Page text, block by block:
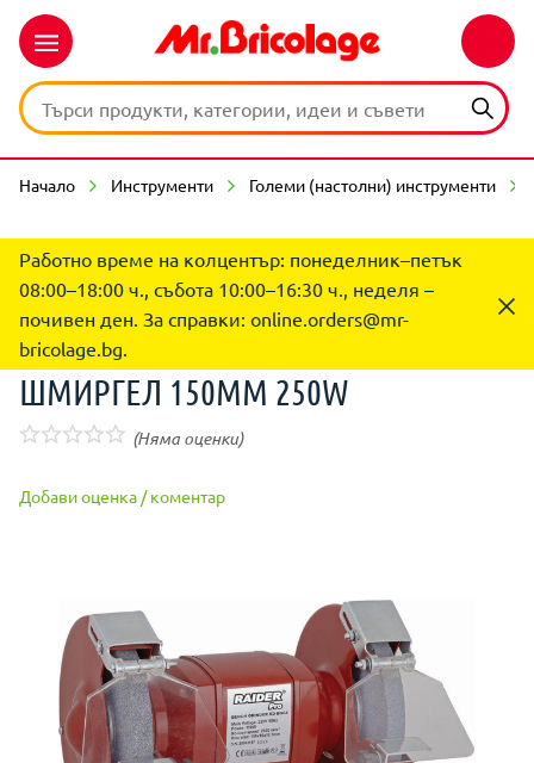
Начало Инструменти Големи (настолни) инструменти
Работно време на колцентър: понеделник–петък
08:00–18:00 ч., събота 10:00–16:30 ч., неделя –
почивен ден. За справки: online.orders@mr-
bricolage.bg.
ШМИРГЕЛ 150ММ 250W
(Няма оценки)
Добави оценка / коментар